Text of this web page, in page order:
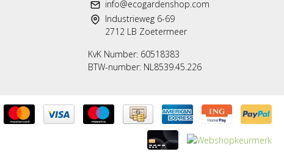
info@ecogardenshop.com
Industrieweg 6-69
2712 LB Zoetermeer
KvK Number: 60518383
BTW-number: NL8539.45.226